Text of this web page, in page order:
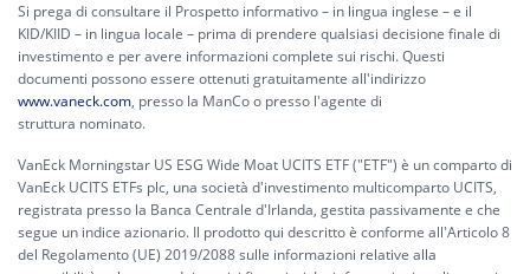
Si prega di consultare il Prospetto informativo – in lingua inglese – e il
KID/KIID – in lingua locale – prima di prendere qualsiasi decisione finale di
investimento e per avere informazioni complete sui rischi. Questi
documenti possono essere ottenuti gratuitamente all'indirizzo
www.vaneck.com, presso la ManCo o presso l'agente di
struttura nominato.
VanEck Morningstar US ESG Wide Moat UCITS ETF ("ETF") è un comparto di
VanEck UCITS ETFs plc, una società d'investimento multicomparto UCITS,
registrata presso la Banca Centrale d'Irlanda, gestita passivamente e che
segue un indice azionario. Il prodotto qui descritto è conforme all'Articolo 8
del Regolamento (UE) 2019/2088 sulle informazioni relative alla